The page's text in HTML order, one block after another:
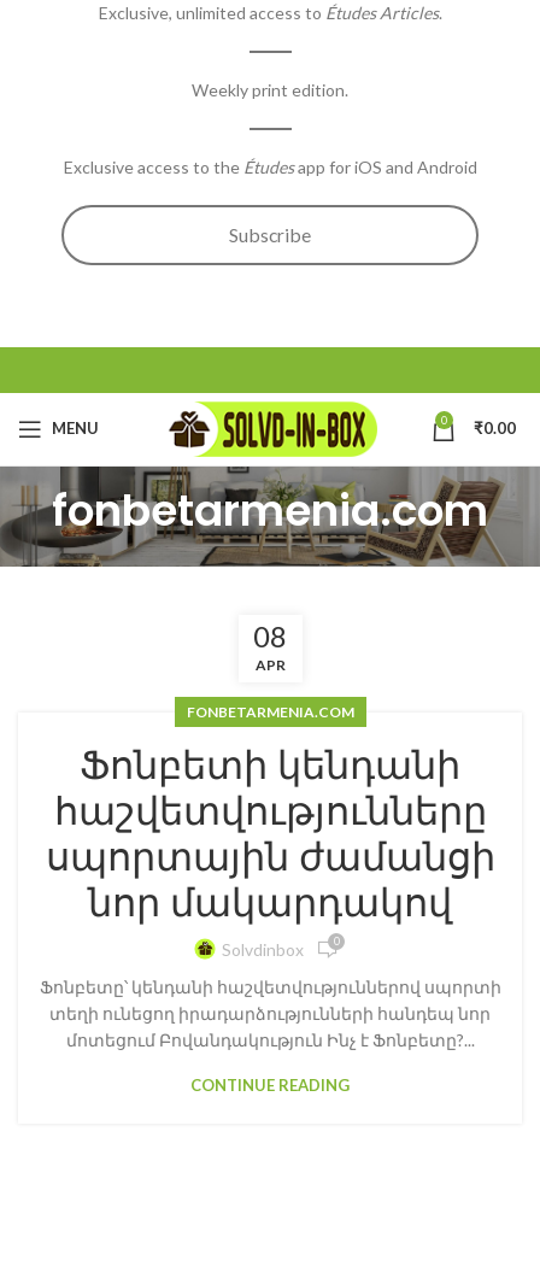
Exclusive, unlimited access to Études Articles.
Weekly print edition.
Exclusive access to the Étudesapp for iOS and Android
Subscribe
MENU 0 ₹0.00
fonbetarmenia.com
08
APR
FONBETARMENIA.COM
Ֆոնբետի կենդանի
հաշվետվությունները
սպորտային ժամանցի
նոր մակարդակով
Solvdinbox 0
Ֆոնբետը՝ կենդանի հաշվետվություններով սպորտի
տեղի ունեցող իրադարձությունների հանդեպ նոր
մոտեցում Բովանդակություն Ինչ է Ֆոնբետը?...
CONTINUE READING